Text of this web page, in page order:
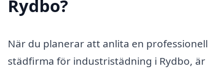
Rydbo?
När du planerar att anlita en professionell
städfirma för industristädning i Rydbo, är